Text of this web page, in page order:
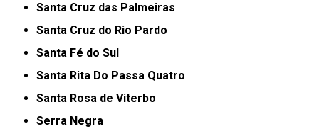
Santa Cruz das Palmeiras
Santa Cruz do Rio Pardo
Santa Fé do Sul
Santa Rita Do Passa Quatro
Santa Rosa de Viterbo
Serra Negra